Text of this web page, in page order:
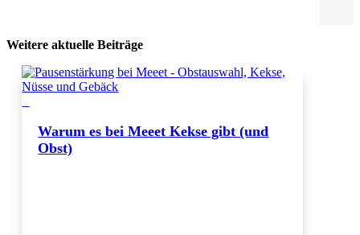
Weitere aktuelle Beiträge
Warum es bei Meeet Kekse gibt (und
Obst)